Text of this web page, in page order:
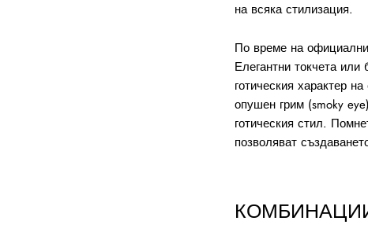
на всяка стилизация.
По време на
Елегантни токчета
готическия характер
опушен грим (smoky
готическия стил.
позволяват